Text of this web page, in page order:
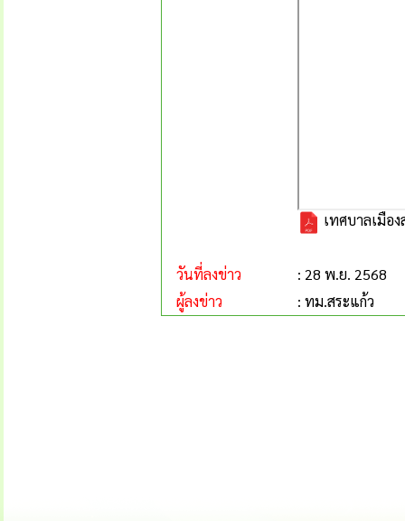
เทศบาลเมือ
วันที่ลงข่าว
: 28 พ.ย. 2568
ผู้ลงข่าว
: ทม.สระแก้ว